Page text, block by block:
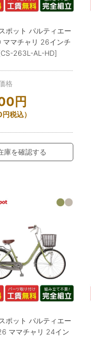
ポット パルティエー
ママチャリ 26インチ
263L-AL-HD]
格
円
円税込）
庫を確認する
ポット パルティエー
ママチャリ 24イン